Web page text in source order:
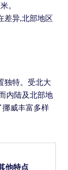
。
差异,北部地区
独特。受北大
内陆及北部地
威丰富多样
他特点